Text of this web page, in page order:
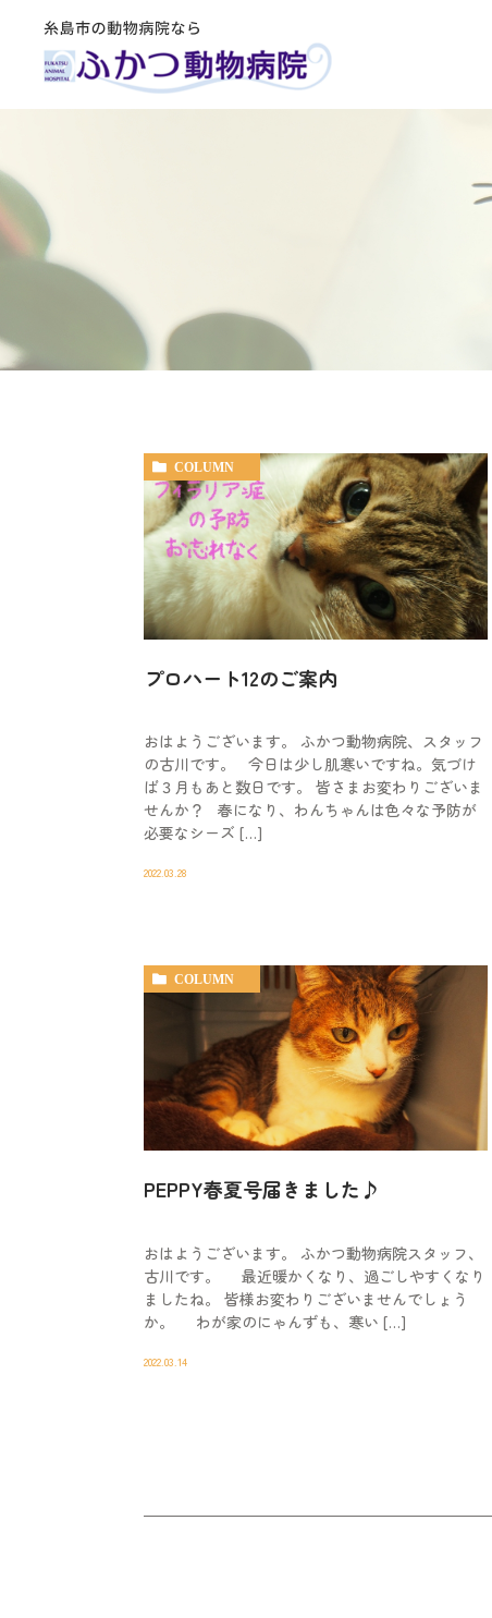
COLUMN
プロハート12のご案内
おはようございます。 ふかつ動物病院、スタッフ
の古川です。 今日は少し肌寒いですね。気づけ
ば３月もあと数日です。 皆さまお変わりございま
せんか？ 春になり、わんちゃんは色々な予防が
必要なシーズ […]
2022.03.28
COLUMN
PEPPY春夏号届きました♪
おはようございます。 ふかつ動物病院スタッフ、
古川です。 最近暖かくなり、過ごしやすくなり
ましたね。 皆様お変わりございませんでしょう
か。 わが家のにゃんずも、寒い […]
2022.03.14